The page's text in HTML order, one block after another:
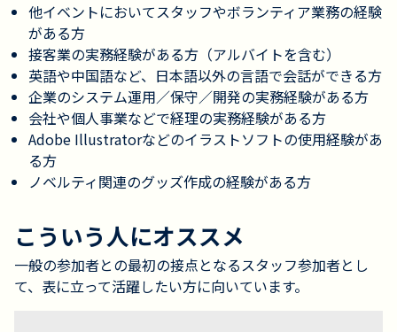
他イベントにおいてスタッフやボランティア業務の経験
がある方
接客業の実務経験がある方（アルバイトを含む）
英語や中国語など、日本語以外の言語で会話ができる方
企業のシステム運用／保守／開発の実務経験がある方
会社や個人事業などで経理の実務経験がある方
Adobe Illustratorなどのイラストソフトの使用経験があ
る方
ノベルティ関連のグッズ作成の経験がある方
こういう人にオススメ
一般の参加者との最初の接点となるスタッフ参加者とし
て、表に立って活躍したい方に向いています。